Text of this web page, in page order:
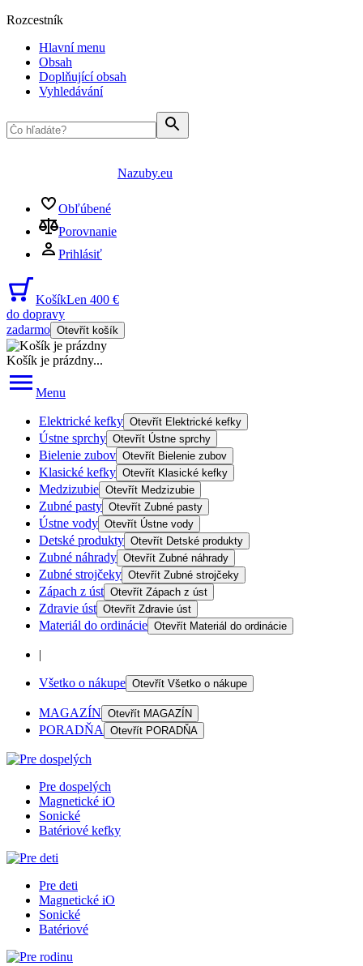
Rozcestník
Hlavní menu
Obsah
Doplňující obsah
Vyhledávání
Nazuby.eu
Obľúbené
Porovnanie
Prihlásiť
KošíkLen 400 €
do dopravy
zadarmo Otevřít košík
Košík je prázdny...
Menu
Elektrické kefky Otevřít Elektrické kefky
Ústne sprchy Otevřít Ústne sprchy
Bielenie zubov Otevřít Bielenie zubov
Klasické kefky Otevřít Klasické kefky
Medzizubie Otevřít Medzizubie
Zubné pasty Otevřít Zubné pasty
Ústne vody Otevřít Ústne vody
Detské produkty Otevřít Detské produkty
Zubné náhrady Otevřít Zubné náhrady
Zubné strojčeky Otevřít Zubné strojčeky
Zápach z úst Otevřít Zápach z úst
Zdravie úst Otevřít Zdravie úst
Materiál do ordinácie Otevřít Materiál do ordinácie
|
Všetko o nákupe Otevřít Všetko o nákupe
MAGAZÍN Otevřít MAGAZÍN
PORADŇA Otevřít PORADŇA
Pre dospelých
Magnetické iO
Sonické
Batériové kefky
Pre deti
Magnetické iO
Sonické
Batériové